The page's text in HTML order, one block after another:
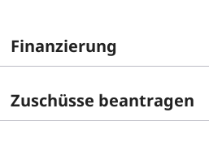
Finanzierung
Zuschüsse beantragen